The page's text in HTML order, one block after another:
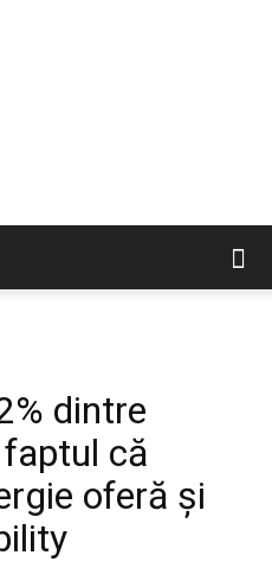
dintre
că
oferă și